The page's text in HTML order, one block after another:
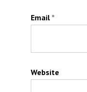
Email *
Website